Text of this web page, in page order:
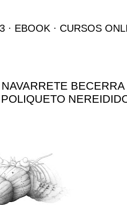
EBOOK CURSOS